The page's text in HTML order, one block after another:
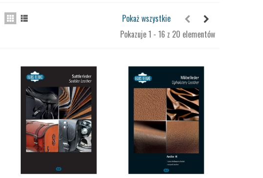
Pokaż wszystkie
Pokazuje 1 - 16 z 20 elementów